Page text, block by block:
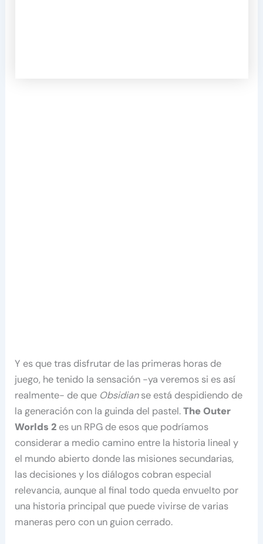
Y es que tras disfrutar de las primeras horas de
juego, he tenido la sensación -ya veremos si es así
realmente- de que Obsidianse está despidiendo de
la generación con la guinda del pastel.The Outer
Worlds 2 es un RPG de esos que podríamos
considerar a medio camino entre la historia lineal y
el mundo abierto donde las misiones secundarias,
las decisiones y los diálogos cobran especial
relevancia, aunque al final todo queda envuelto por
una historia principal que puede vivirse de varias
maneras pero con un guion cerrado.